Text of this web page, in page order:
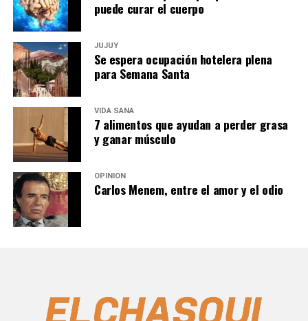
puede curar el cuerpo
JUJUY
Se espera ocupación hotelera plena
para Semana Santa
VIDA SANA
7 alimentos que ayudan a perder grasa
y ganar músculo
OPINIÓN
Carlos Menem, entre el amor y el odio